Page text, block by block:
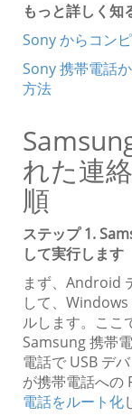
もっと詳しく知
Sony からコン
Sony 携帯電話
方法
れた連
順
ステップ 1.
して実行します
まず、Android
して、
ルします。ここ
Samsung 携帯
電話で USB デ
が携帯電話への
電話をルート化